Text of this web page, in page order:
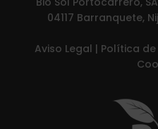
04117 Barranquete,
Aviso Legal | Política